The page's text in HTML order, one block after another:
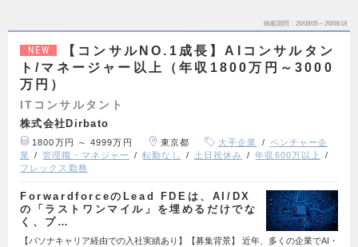
掲載期間 26/08/05～26/08/18
NEW
【コンサルNO.1成長】AIコンサルタン
ト/マネージャー以上（年収1800万円～3000
万円）
ITコンサルタント
株式会社Dirbato
1800万円 ～ 4999万円 東京都 大手企業
ベンチャー企
業
管理職・マネジャー 転勤なし 土日祝休み
年収600万以上
フレックス勤務
ForwardforceのLead FDEは、AI/DX
の「ラストワンマイル」を埋めるだけでな
く、プ…
【パソナキャリア経由での入社実績あり】【募集背景】 近年、多くの企業でAI・